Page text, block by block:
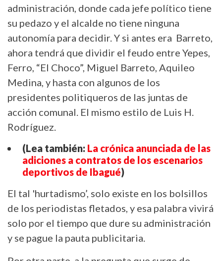
administración, donde cada jefe político tiene
su pedazo y el alcalde no tiene ninguna
autonomía para decidir. Y si antes era Barreto,
ahora tendrá que dividir el feudo entre Yepes,
Ferro, “El Choco”, Miguel Barreto, Aquileo
Medina, y hasta con algunos de los
presidentes politiqueros de las juntas de
acción comunal. El mismo estilo de Luis H.
Rodríguez.
(Lea también: La crónica anunciada de las
adiciones a contratos de los escenarios
deportivos de Ibagué)
El tal 'hurtadismo’, solo existe en los bolsillos
de los periodistas fletados, y esa palabra vivirá
solo por el tiempo que dure su administración
y se pague la pauta publicitaria.